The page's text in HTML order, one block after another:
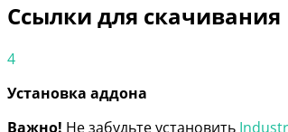
Ссылки для скачивания
4
Установка аддона
Важно! Не забудьте установить